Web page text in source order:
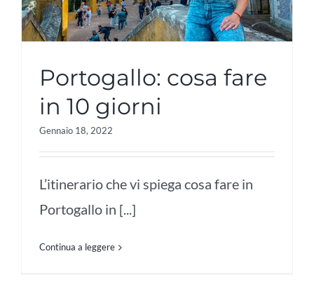
Portogallo: cosa fare
in 10 giorni
Gennaio 18, 2022
L’itinerario che vi spiega cosa fare in
Portogallo in [...]
Continua a leggere